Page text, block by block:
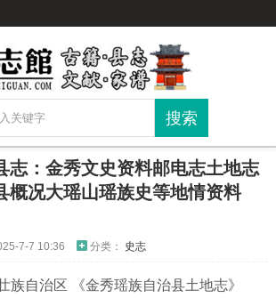
志：金秀文史资料邮电志土地志
概况大瑶山瑶族史等地情资料
7-7 10:36 分类： 史志
族自治区 《金秀瑶族自治县土地志》